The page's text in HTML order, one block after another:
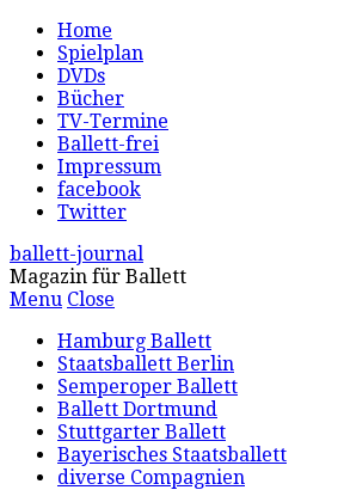
Home
Spielplan
DVDs
Bücher
TV-Termine
Ballett-frei
Impressum
facebook
Twitter
ballett-journal
Magazin für Ballett
Menu Close
Hamburg Ballett
Staatsballett Berlin
Semperoper Ballett
Ballett Dortmund
Stuttgarter Ballett
Bayerisches Staatsballett
diverse Compagnien